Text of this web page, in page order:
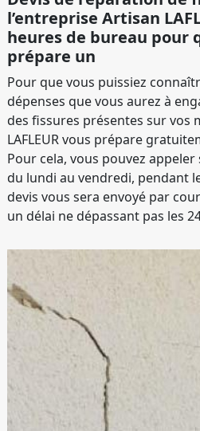
l’entreprise Artisan
heures de bureau pour
prépare un
Pour que vous puissiez
dépenses que vous aurez à
des fissures présentes sur vos
LAFLEUR vous prépare
Pour cela, vous pouvez
du lundi au vendredi, pendant
devis vous sera envoyé par
un délai ne dépassant pas les